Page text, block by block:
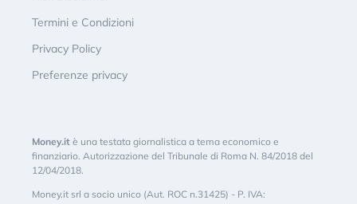
Termini e Condizioni
Privacy Policy
Preferenze privacy
Money.it è una testata giornalistica a tema economico e
finanziario. Autorizzazione del Tribunale di Roma N. 84/2018 del
12/04/2018.
Money.it srl a socio unico (Aut. ROC n.31425) - P. IVA: